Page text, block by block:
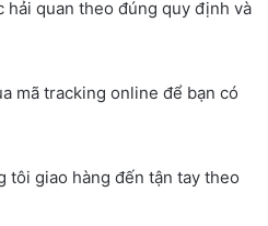
hải quan theo đúng quy định và
mã tracking online để bạn có
tôi giao hàng đến tận tay theo